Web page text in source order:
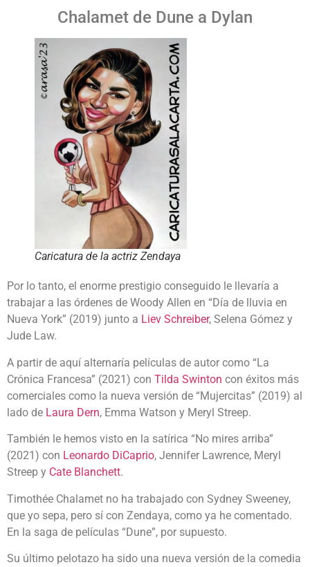
Chalamet de Dune a Dylan
Caricatura de la actriz Zendaya
Por lo tanto, el enorme prestigio conseguido le llevaría a
trabajar a las órdenes de Woody Allen en “Día de lluvia en
Nueva York” (2019) junto a Liev Schreiber, Selena Gómez y
Jude Law.
A partir de aquí alternaría películas de autor como “La
Crónica Francesa” (2021) con Tilda Swinton con éxitos más
comerciales como la nueva versión de “Mujercitas” (2019) al
lado de Laura Dern, Emma Watson y Meryl Streep.
También le hemos visto en la satírica “No mires arriba”
(2021) con Leonardo DiCaprio, Jennifer Lawrence, Meryl
Streep y Cate Blanchett.
Timothée Chalamet no ha trabajado con Sydney Sweeney,
que yo sepa, pero sí con Zendaya, como ya he comentado.
En la saga de películas “Dune”, por supuesto.
Su último pelotazo ha sido una nueva versión de la comedia